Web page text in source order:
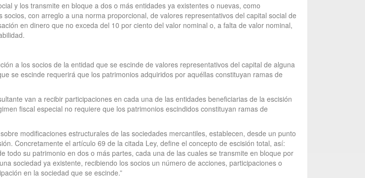
y los transmite en bloque a dos o más entidades ya existentes o nuevas, como
con arreglo a una norma proporcional, de valores representativos del capital social de
en dinero que no exceda del 10 por ciento del valor nominal o, a falta de valor nominal,
a los socios de la entidad que se escinde de valores representativos del capital de alguna
se escinde requerirá que los patrimonios adquiridos por aquéllas constituyan ramas de
van a recibir participaciones en cada una de las entidades beneficiarias de la escisión
fiscal especial no requiere que los patrimonios escindidos constituyan ramas de
modificaciones estructurales de las sociedades mercantiles, establecen, desde un punto
Concretamente el artículo 69 de la citada Ley, define el concepto de escisión total, así:
todo su patrimonio en dos o más partes, cada una de las cuales se transmite en bloque por
sociedad ya existente, recibiendo los socios un número de acciones, participaciones o
en la sociedad que se escinde.”